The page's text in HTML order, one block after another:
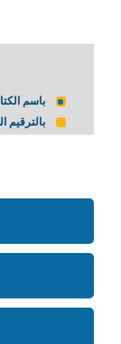
باسم
بالترقيم